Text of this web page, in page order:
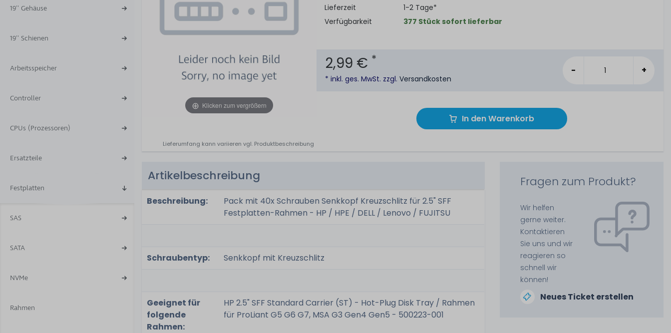
19'' Gehäuse
19'' Schienen
Arbeitsspeicher
Controller
CPUs (Prozessoren)
Ersatzteile
Festplatten
SAS
SATA
NVMe
Rahmen
Klicken zum vergrößern
Lieferumfang kann variieren vgl. Produktbeschreibung
Lieferzeit
1-2 Tage*
Verfügbarkeit
377 Stück sofort lieferbar
2,99 € *
* inkl. ges. MwSt. zzgl.Versandkosten
- +
In den Warenkorb
Artikelbeschreibung
Beschreibung:
Pack mit 40x Schrauben Senkkopf Kreuzschlitz für 2.5" SFF
Festplatten-Rahmen - HP / HPE / DELL / Lenovo / FUJITSU
Schraubentyp: Senkkopf mit Kreuzschlitz
Geeignet für
folgende
Rahmen:
HP 2.5" SFF Standard Carrier (ST) - Hot-Plug Disk Tray / Rahmen
für ProLiant G5 G6 G7, MSA G3 Gen4 Gen5 - 500223-001
Fragen zum Produkt?
Wir helfen
gerne weiter.
Kontaktieren
Sie uns und wir
reagieren so
schnell wir
können!
Neues Ticket erstellen